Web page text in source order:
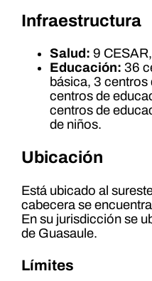
Infraestructura
Salud: 9
Educación: 36
básica, 3
centros de
centros de
de niños.
Ubicación
Está ubicado al
cabecera se
En su jurisdicción se
de Guasaule.
Límites